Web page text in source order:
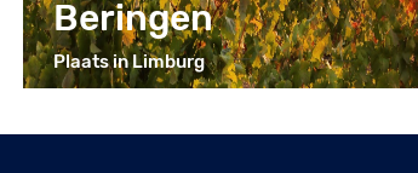
Beringen
Plaats in Limburg